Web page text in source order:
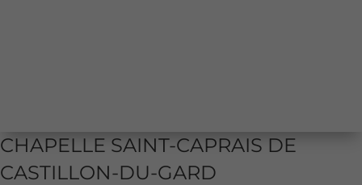
CHAPELLE SAINT-CAPRAIS DE
CASTILLON-DU-GARD